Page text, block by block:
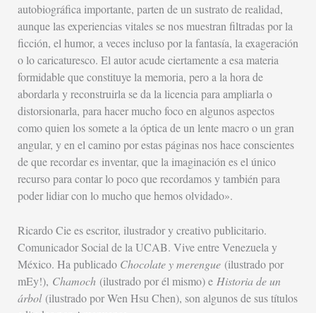
autobiográfica importante, parten de un sustrato de realidad,
aunque las experiencias vitales se nos muestran filtradas por la
ficción, el humor, a veces incluso por la fantasía, la exageración
o lo caricaturesco. El autor acude ciertamente a esa materia
formidable que constituye la memoria, pero a la hora de
abordarla y reconstruirla se da la licencia para ampliarla o
distorsionarla, para hacer mucho foco en algunos aspectos
como quien los somete a la óptica de un lente macro o un gran
angular, y en el camino por estas páginas nos hace conscientes
de que recordar es inventar, que la imaginación es el único
recurso para contar lo poco que recordamos y también para
poder lidiar con lo mucho que hemos olvidado».
Ricardo Cie es escritor, ilustrador y creativo publicitario.
Comunicador Social de la UCAB. Vive entre Venezuela y
México. Ha publicado Chocolate y merengue(ilustrado por
mEy!), Chamoch(ilustrado por él mismo) e Historia de un
árbol(ilustrado por Wen Hsu Chen), son algunos de sus títulos